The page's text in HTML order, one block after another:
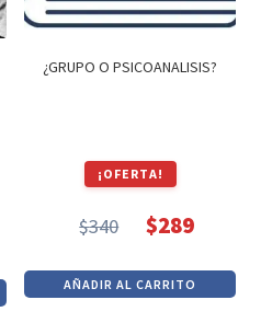
¿GRUPO O PSICOANALISIS?
¡OFERTA!
$340
precio
original
$289
precio
actual
AÑADIR AL CARRITO